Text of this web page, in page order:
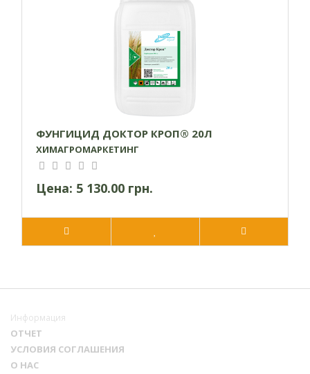
ФУНГИЦИД ДОКТОР КРОП® 20Л
ХИМАГРОМАРКЕТИНГ
Цена: 5 130.00 грн.
Информация
ОТЧЕТ
УСЛОВИЯ СОГЛАШЕНИЯ
О НАС